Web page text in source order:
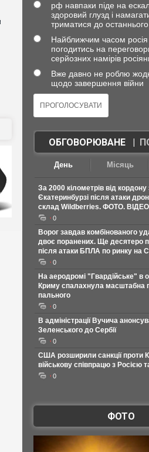
рф навпаки піде на
здоровий глузд і
триматися до останнього
Найближчим часом
погодитись на
серйозних намірів
Вже давно не роблю
щодо завершення війни
ОБГОВОРЮВАНЕ|
День Місяць
За 2000 кілометрів від
Єкатеринбурзі після атаки
склад Wildberries. ФОТО. ВІДЕО
0
Ворог завдав комбінованого
двоє поранених. Ще десятеро
після атаки БПЛА по ринку на
0
На аеродромі "Гвардійське" в
Криму спалахнула масштабна
пального
0
В адміністрації Вучича
Зеленського до Сербії
0
США розширили санкції проти
військову співпрацю з Росією
0
ФОТО